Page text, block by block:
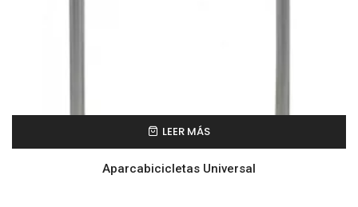
LEER MÁS
Aparcabicicletas Universal